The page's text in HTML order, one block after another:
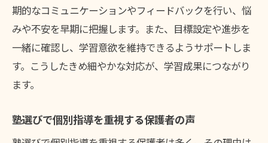
期的なコミュニケーションやフィードバックを行い、悩
みや不安を早期に把握します。また、目標設定や進歩を
一緒に確認し、学習意欲を維持できるようサポートしま
す。こうしたきめ細やかな対応が、学習成果につながり
ます。
塾選びで個別指導を重視する保護者の声